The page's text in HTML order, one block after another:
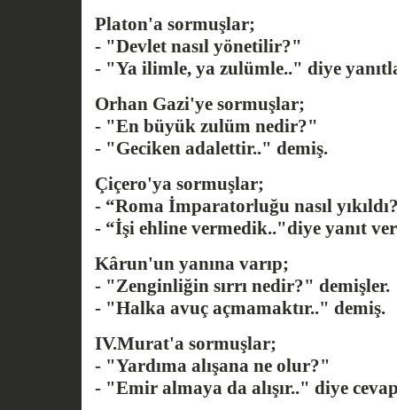
Platon'a sormuşlar;
- "Devlet nasıl yönetilir?"
- "Ya ilimle, ya zulümle.." diye
Orhan Gazi'ye sormuşlar;
- "En büyük zulüm nedir?"
- "Geciken adalettir.." demiş.
Çiçero'ya sormuşlar;
- “Roma İmparatorluğu nasıl
- “İşi ehline vermedik.."diye yanıt
Kârun'un yanına varıp;
- "Zenginliğin sırrı nedir?" demişler.
- "Halka avuç açmamaktır.." demiş.
IV.Murat'a sormuşlar;
- "Yardıma alışana ne olur?"
- "Emir almaya da alışır.." diye